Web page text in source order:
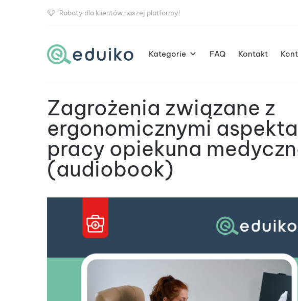
Rabaty dla klientów naszej platformy!
Kategorie FAQ Kontakt
Zagrożenia związane z
ergonomicznymi
pracy opiekuna
(audiobook)